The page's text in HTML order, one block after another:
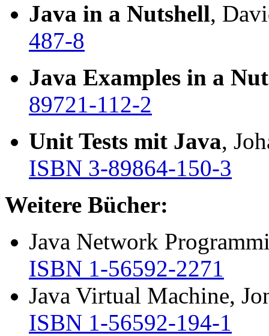
Java in a Nutshell,
487-8
Java Examples in a
89721-112-2
Unit Tests mit Java,
ISBN 3-89864-150-3
Weitere Bücher:
Java Network
ISBN 1-56592-2271
Java Virtual Machine,
ISBN 1-56592-194-1